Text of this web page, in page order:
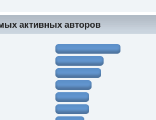
активных авторов